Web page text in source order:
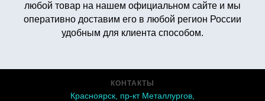
любой товар на нашем официальном сайте и мы
оперативно доставим его в любой регион России
удобным для клиента способом.
КОНТАКТЫ
Красноярск, пр-кт Металлургов,